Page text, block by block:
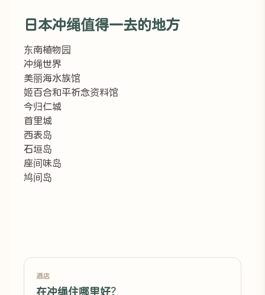
日本冲绳值得一去的地方
东南植物园
冲绳世界
美丽海水族馆
姬百合和平祈念资料馆
今归仁城
首里城
西表岛
石垣岛
座间味岛
鸠间岛
酒店
在冲绳住哪里好?